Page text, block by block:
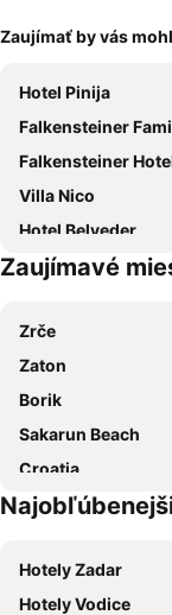
Zaujímať by vás
Hotel Pinija
Falkensteiner Family
Falkensteiner Hotel &
Villa Nico
Hotel Belveder
Sunnyside Apartments
Boutique Hotel Intermezzo -
Holiday House
Apartments Zora
Apartments Perla
Ana Guest House
Villa Matea - Vir
Nest
Pansion Gea
Zaujímavé
Zrče
Zaton
Borik
Sakarun Beach
Croatia
Nacionalni park
Strasko
Grad Biograd na
Hotely Zadar
Hotely Vodice